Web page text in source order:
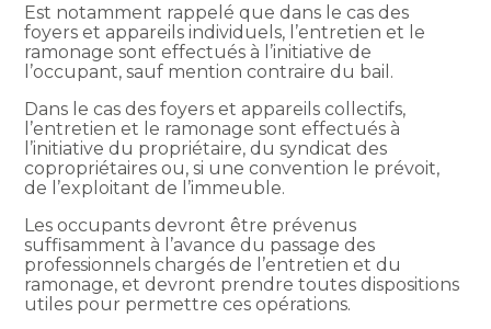
Est notamment rappelé que dans le cas des
foyers et appareils individuels, l’entretien et le
ramonage sont effectués à l’initiative de
l’occupant, sauf mention contraire du bail.
Dans le cas des foyers et appareils collectifs,
l’entretien et le ramonage sont effectués à
l’initiative du propriétaire, du syndicat des
copropriétaires ou, si une convention le prévoit,
de l’exploitant de l’immeuble.
Les occupants devront être prévenus
suffisamment à l’avance du passage des
professionnels chargés de l’entretien et du
ramonage, et devront prendre toutes dispositions
utiles pour permettre ces opérations.